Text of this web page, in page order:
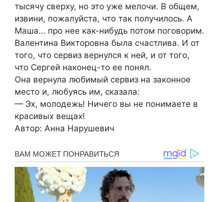
тысячу сверху, но это уже мелочи. В общем,
извини, пожалуйста, что так получилось. А
Маша… про нее как-нибудь потом поговорим.
Валентина Викторовна была счастлива. И от
того, что сервиз вернулся к ней, и от того,
что Сергей наконец-то ее понял.
Она вернула любимый сервиз на законное
место и, любуясь им, сказала:
— Эх, молодежь! Ничего вы не понимаете в
красивых вещах!
Автор: Анна Нарушевич